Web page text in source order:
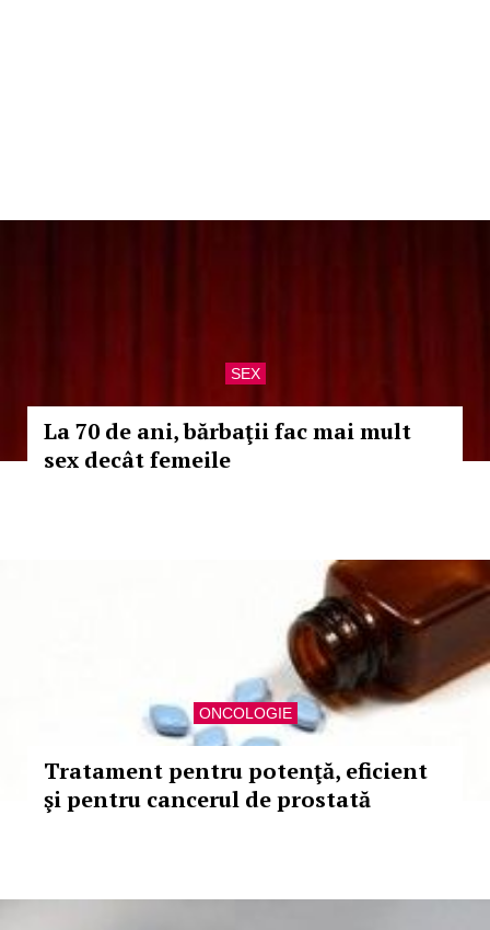
SEX
La 70 de ani, bărbaţii fac mai mult
sex decât femeile
ONCOLOGIE
Tratament pentru potenţă, eficient
şi pentru cancerul de prostată